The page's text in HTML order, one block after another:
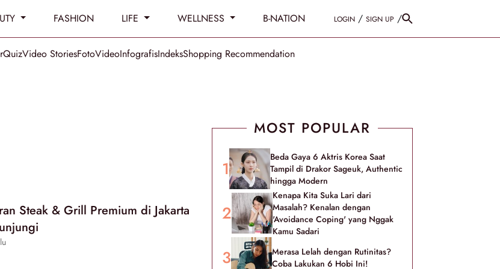
FASHION LIFE WELLNESS B-NATION LOGIN / SIGN UP /
QuizVideo StoriesFotoVideoInfografisIndeksShopping Recommendation
Steak & Grill Premium di Jakarta
MOST POPULAR
Beda Gaya 6 Aktris Korea Saat
Tampil di Drakor Sageuk, Authentic
hingga Modern
Kenapa Kita Suka Lari dari
Masalah? Kenalan dengan
'Avoidance Coping' yang Nggak
Kamu Sadari
Merasa Lelah dengan Rutinitas?
Coba Lakukan 6 Hobi Ini!